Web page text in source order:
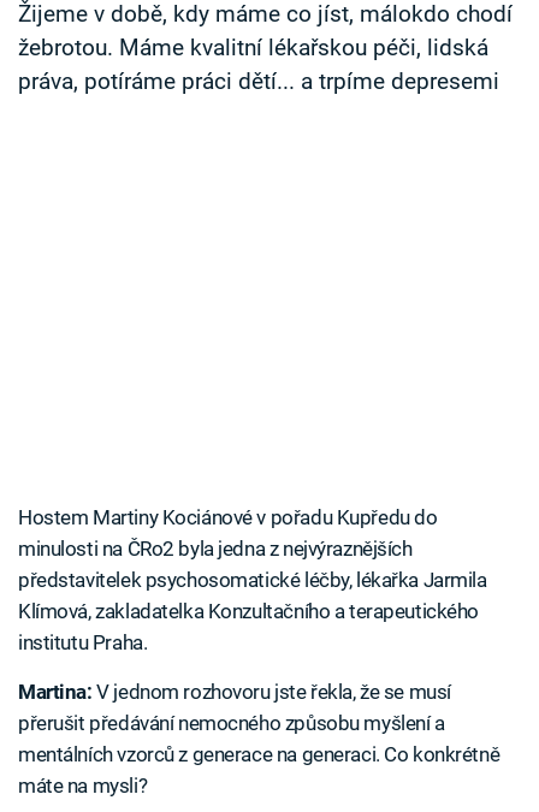
Žijeme v době, kdy máme co jíst, málokdo chodí
žebrotou. Máme kvalitní lékařskou péči, lidská
práva, potíráme práci dětí... a trpíme depresemi
Hostem Martiny Kociánové v pořadu Kupředu do
minulosti na ČRo2 byla jedna z nejvýraznějších
představitelek psychosomatické léčby, lékařka Jarmila
Klímová, zakladatelka Konzultačního a terapeutického
institutu Praha.
Martina:V jednom rozhovoru jste řekla, že se musí
přerušit předávání nemocného způsobu myšlení a
mentálních vzorců z generace na generaci. Co konkrétně
máte na mysli?